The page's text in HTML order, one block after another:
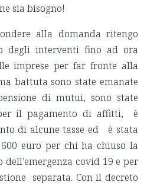
sia bisogno!
alla domanda ritengo
degli interventi fino ad ora
imprese per far fronte alla
battuta sono state emanate
di mutui, sono state
per il pagamento di affitti, è
di alcune tasse ed è stata
euro per chi ha chiuso la
covid 19 e per
separata. Con il decreto